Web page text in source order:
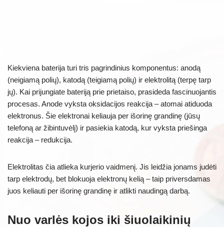
Kiekviena baterija turi tris pagrindinius komponentus: anodą
(neigiamą polių), katodą (teigiamą polių) ir elektrolitą (terpę tarp
jų). Kai prijungiate bateriją prie prietaiso, prasideda fascinuojantis
procesas. Anode vyksta oksidacijos reakcija – atomai atiduoda
elektronus. Šie elektronai keliauja per išorinę grandinę (jūsų
telefoną ar žibintuvėlį) ir pasiekia katodą, kur vyksta priešinga
reakcija – redukcija.
Elektrolitas čia atlieka kurjerio vaidmenį. Jis leidžia jonams judėti
tarp elektrodų, bet blokuoja elektronų kelią – taip priversdamas
juos keliauti per išorinę grandinę ir atlikti naudingą darbą.
Nuo varlės kojos iki šiuolaikinių